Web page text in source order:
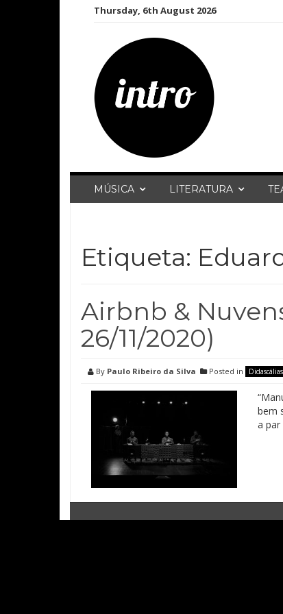
Thursday, 6th August 2026
MÚSICA LITERATURA
Etiqueta:
Airbnb &
26/11/2020)
By Paulo Ribeiro da Silva Posted in Didascálias
bem
a par